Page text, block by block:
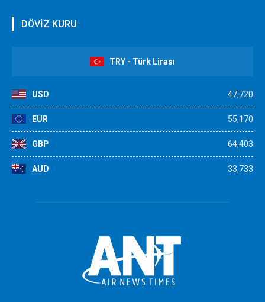
DÖVİZ KURU
TRY - Türk Lirası
USD 47,720
EUR 55,170
GBP 64,403
AUD 33,733